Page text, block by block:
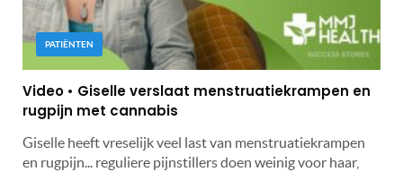
PATIËNTEN
Video • Giselle verslaat menstruatiekrampen en
rugpijn met cannabis
Giselle heeft vreselijk veel last van menstruatiekrampen
en rugpijn... reguliere pijnstillers doen weinig voor haar,